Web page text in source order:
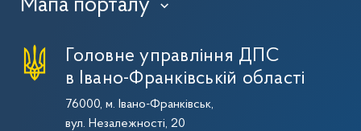
Мапа порталу ›
Головне управління ДПС
в Івано-Франківській області
76000, м. Івано-Франківськ,
вул. Незалежності, 20